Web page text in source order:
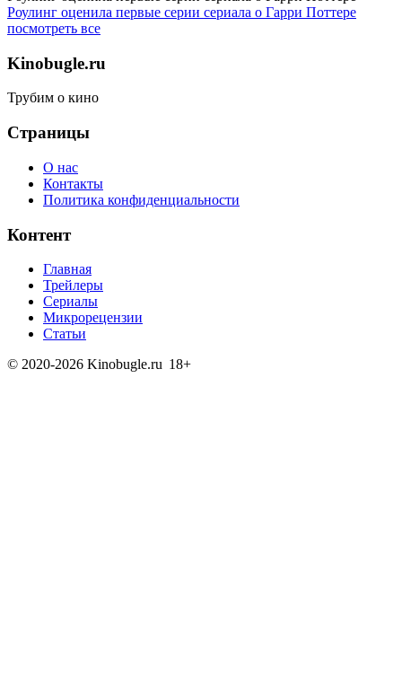
Роулинг оценила первые серии сериала о Гарри Поттере
посмотреть все
Kinobugle.ru
Трубим о кино
Страницы
О нас
Контакты
Политика конфиденциальности
Контент
Главная
Трейлеры
Сериалы
Микрорецензии
Статьи
© 2020-2026 Kinobugle.ru 18+